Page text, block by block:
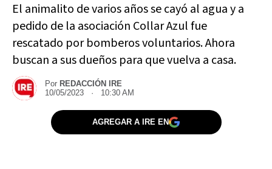
El animalito de varios años se cayó al agua y a
pedido de la asociación Collar Azul fue
rescatado por bomberos voluntarios. Ahora
buscan a sus dueños para que vuelva a casa.
Por REDACCIÓN IRE
10/05/2023 · 10:30 AM
AGREGAR A IRE EN